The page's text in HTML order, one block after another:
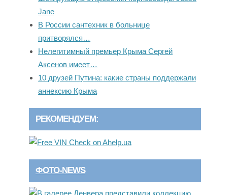
Jane
В России сантехник в больнице
притворялся…
Нелегитимный премьер Крыма Сергей
Аксенов имеет…
10 друзей Путина: какие страны поддержали
аннексию Крыма
РЕКОМЕНДУЕМ:
ФОТО-NEWS